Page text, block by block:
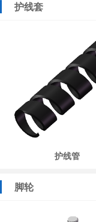
护线套
护线管
脚轮